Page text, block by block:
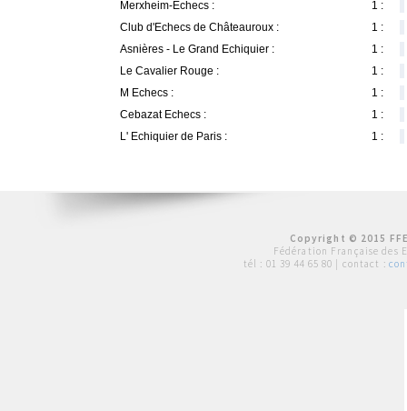
Merxheim-Echecs :
1 :
Club d'Echecs de Châteauroux :
1 :
Asnières - Le Grand Echiquier :
1 :
Le Cavalier Rouge :
1 :
M Echecs :
1 :
Cebazat Echecs :
1 :
L' Echiquier de Paris :
1 :
Copyright © 2015
Fédération Française des
tél : 01 39 44 65 80 | contact :